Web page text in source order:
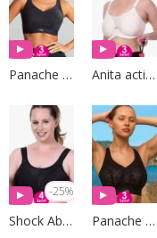
Panache Sport Anita active
-25%
Shock Absorber Panache Sport